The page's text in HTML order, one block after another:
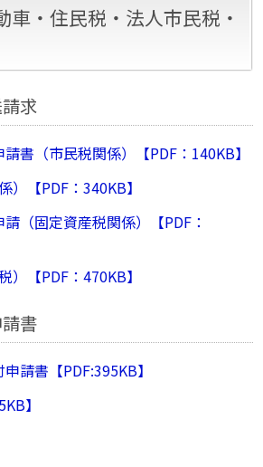
車・住民税・法人市民税・
求
書（市民税関係）【PDF：140KB】
）【PDF：340KB】
（固定資産税関係）【PDF：
）【PDF：470KB】
書
請書【PDF:395KB】
】